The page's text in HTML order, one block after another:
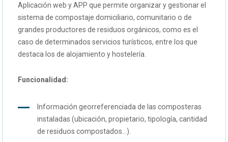
Aplicación web y APP que permite organizar y gestionar el
sistema de compostaje domiciliario, comunitario o de
grandes productores de residuos orgánicos, como es el
caso de determinados servicios turísticos, entre los que
destaca los de alojamiento y hostelería.
Funcionalidad:
Información georreferenciada de las composteras
instaladas (ubicación, propietario, tipología, cantidad
de residuos compostados…).